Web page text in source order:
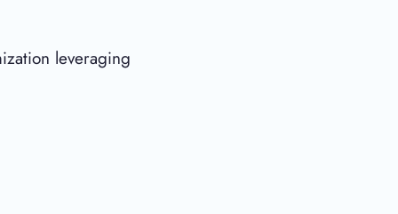
leveraging